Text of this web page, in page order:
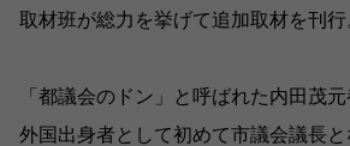
取材班が総力を挙げて追加取材を刊行
「都議会のドン」と呼ばれた内田茂
外国出身者として初めて市議会議長と